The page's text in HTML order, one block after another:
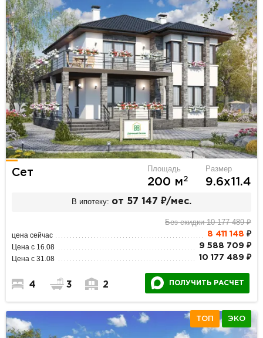
Сет Площадь
200 м2
Размер
9.6х11.4
В ипотеку: от 57 147 ₽/мес.
Без скидки 10 177 489 ₽
цена сейчас 8 411 148 ₽
Цена с 16.08 9 588 709 ₽
Цена с 31.08 10 177 489 ₽
4 3 2 ПОЛУЧИТЬ РАСЧЕТ
ТОП ЭКО